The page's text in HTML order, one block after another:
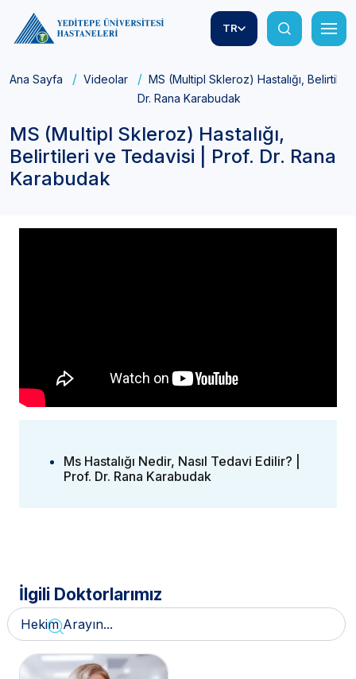
TR
Ana Sayfa Videolar
MS (Multipl Skleroz) Hastalığı,
Dr. Rana Karabudak
MS (Multipl Skleroz) Hastalığı,
Belirtileri ve Tedavisi | Prof. Dr. Rana
Karabudak
Ms Hastalığı Nedir, Nasıl Tedavi Edilir? |
Prof. Dr. Rana Karabudak
İlgili Doktorlarımız